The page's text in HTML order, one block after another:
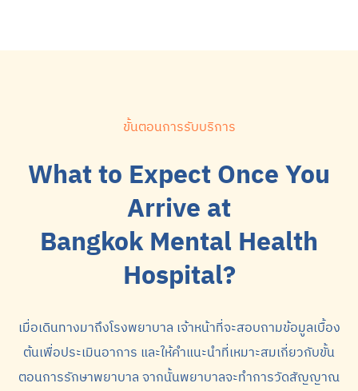
ขั้นตอนการรับบริการ
What to Expect Once You
Arrive at
Bangkok Mental Health
Hospital?
เมื่อเดินทางมาถึงโรงพยาบาล เจ้าหน้าที่จะสอบถามข้อมูลเบื้อง
ต้นเพื่อประเมินอาการ และให้คำแนะนำที่เหมาะสมเกี่ยวกับขั้น
ตอนการรักษาพยาบาล จากนั้นพยาบาลจะทำการวัดสัญญาณ